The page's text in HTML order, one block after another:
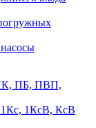
ПБ, ПВП,
1Кс, 1КсВ, КсВ